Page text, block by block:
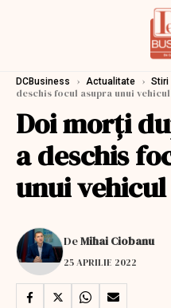
DCBusiness › Actualitate › Stiri
deschis focul asupra unui
Doi morţi
a deschis
unui
DeMihai Ciobanu
25 APRILIE 2022